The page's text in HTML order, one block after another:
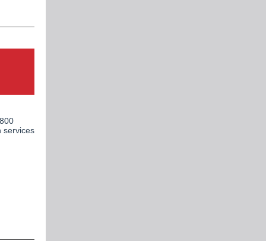
services